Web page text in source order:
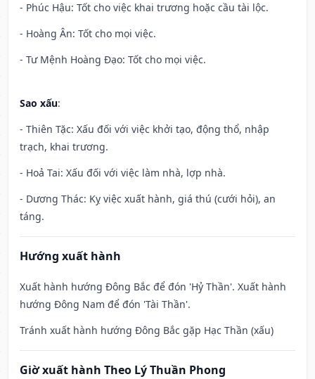
- Phúc Hậu: Tốt cho việc khai trương hoặc cầu tài lộc.
- Hoàng Ân: Tốt cho mọi việc.
- Tư Mệnh Hoàng Đạo: Tốt cho mọi việc.
Sao xấu:
- Thiên Tặc: Xấu đối với việc khởi tạo, động thổ, nhập
trạch, khai trương.
- Hoả Tai: Xấu đối với việc làm nhà, lợp nhà.
- Dương Thác: Kỵ việc xuất hành, giá thú (cưới hỏi), an
táng.
Hướng xuất hành
Xuất hành hướng Đông Bắc để đón 'Hỷ Thần'. Xuất hành
hướng Đông Nam để đón 'Tài Thần'.
Tránh xuất hành hướng Đông Bắc gặp Hạc Thần (xấu)
Giờ xuất hành Theo Lý Thuần Phong